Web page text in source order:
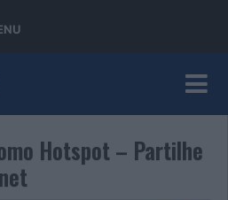
Hotspot – Partilhe